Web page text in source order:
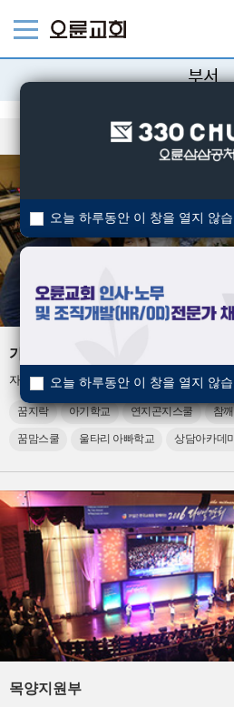
부서
가정사역부
자녀사역, 부부사역, 부모사역, 상담아카데
꿈지락 아기학교 연지곤지스쿨 참
꿈맘스쿨 울타리 아빠학교 상담아카데
목양지원부
오늘 하루동안 이 창을 열지 않습
오늘 하루동안 이 창을 열지 않습